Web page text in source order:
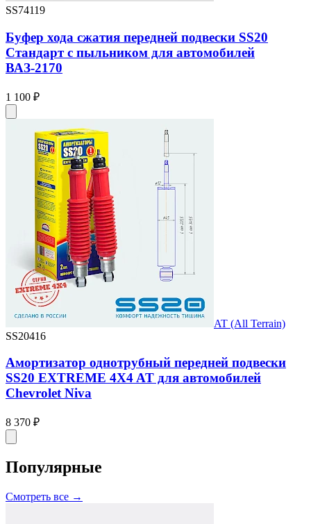
SS74119
Буфер хода сжатия передней подвески SS20
Стандарт с пыльником для автомобилей
ВАЗ-2170
1 100 ₽
AT (All Terrain)
SS20416
Амортизатор однотрубный передней подвески
SS20 EXTREME 4X4 AT для автомобилей
Chevrolet Niva
8 370 ₽
Популярные
Смотреть все →